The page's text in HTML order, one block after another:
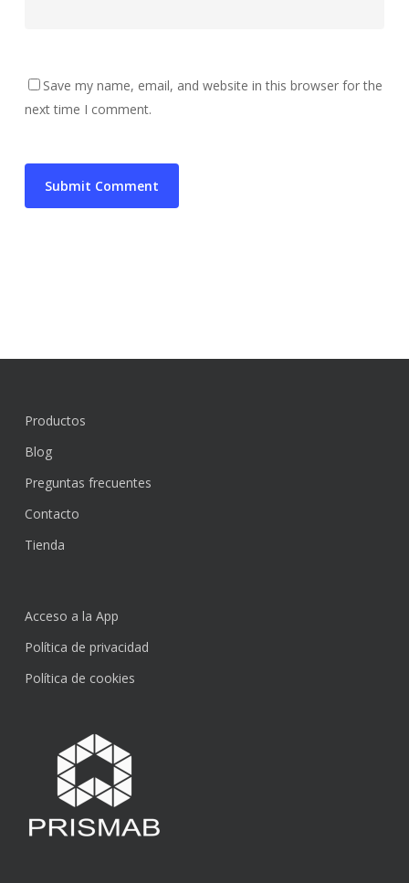
Subtotal:
Save my name, email, and website in this browser for the
next time I comment.
Productos
Blog
Preguntas frecuentes
Contacto
Tienda
Acceso a la App
Política de privacidad
Política de cookies